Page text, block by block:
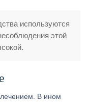
используются
этой
В ином